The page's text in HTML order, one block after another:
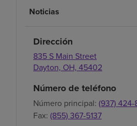
Noticias
Dirección
835 S Main Street
Dayton, OH, 45402
Número de teléfono
Número principal: (937)
Fax: (855) 367-5137